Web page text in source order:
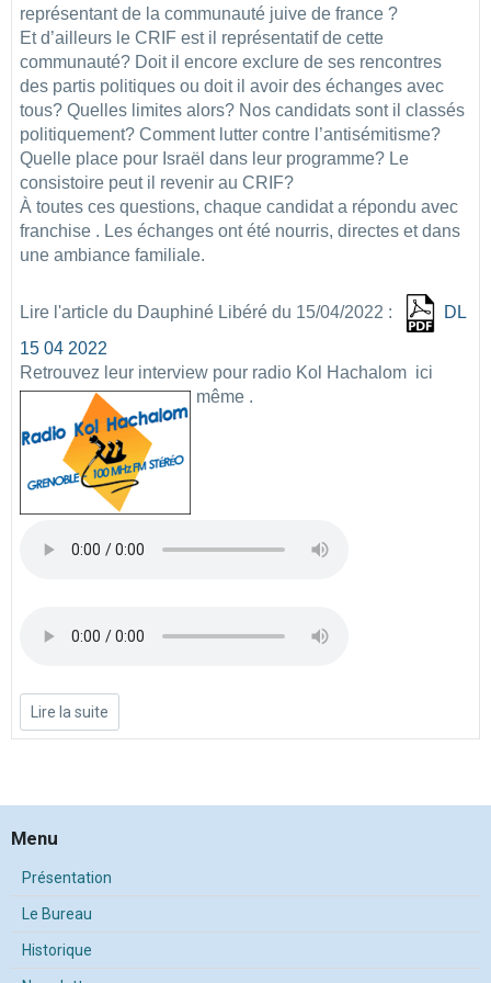
représentant de la communauté juive de france ?
Et d’ailleurs le CRIF est il représentatif de cette
communauté? Doit il encore exclure de ses rencontres
des partis politiques ou doit il avoir des échanges avec
tous? Quelles limites alors? Nos candidats sont il classés
politiquement? Comment lutter contre l’antisémitisme?
Quelle place pour Israël dans leur programme? Le
consistoire peut il revenir au CRIF?
À toutes ces questions, chaque candidat a répondu avec
franchise . Les échanges ont été nourris, directes et dans
une ambiance familiale.
Lire l'article du Dauphiné Libéré du 15/04/2022 :
DL
15 04 2022
Retrouvez leur interview pour radio Kol Hachalom ici
même .
Lire la suite
Menu
Présentation
Le Bureau
Historique